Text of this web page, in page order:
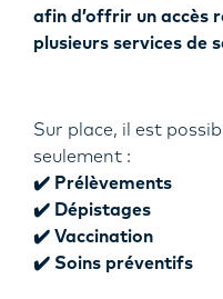
afin d’offrir un accès
plusieurs services de
Sur place, il est
seulement :
✔️ Prélèvements
✔️ Dépistages
✔️ Vaccination
✔️ Soins préventifs